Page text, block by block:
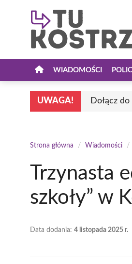
WIADOMOŚCI
UWAGA! Dołącz
Strona główna / Wiadomości /
Trzynasta
szkoły” w
Data dodania: 4 listopada 2025 r.